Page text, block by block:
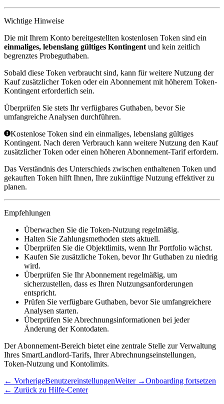
Wichtige Hinweise
Die mit Ihrem Konto bereitgestellten kostenlosen Token sind ein
einmaliges, lebenslang gültiges Kontingent und kein zeitlich
begrenztes Probeguthaben.
Sobald diese Token verbraucht sind, kann für weitere Nutzung der
Kauf zusätzlicher Token oder ein Abonnement mit höherem Token-
Kontingent erforderlich sein.
Überprüfen Sie stets Ihr verfügbares Guthaben, bevor Sie
umfangreiche Analysen durchführen.
Kostenlose Token sind ein einmaliges, lebenslang gültiges
Kontingent. Nach deren Verbrauch kann weitere Nutzung den Kauf
zusätzlicher Token oder einen höheren Abonnement-Tarif erfordern.
Das Verständnis des Unterschieds zwischen enthaltenen Token und
gekauften Token hilft Ihnen, Ihre zukünftige Nutzung effektiver zu
planen.
Empfehlungen
Überwachen Sie die Token-Nutzung regelmäßig.
Halten Sie Zahlungsmethoden stets aktuell.
Überprüfen Sie die Objektlimits, wenn Ihr Portfolio wächst.
Kaufen Sie zusätzliche Token, bevor Ihr Guthaben zu niedrig
wird.
Überprüfen Sie Ihr Abonnement regelmäßig, um
sicherzustellen, dass es Ihren Nutzungsanforderungen
entspricht.
Prüfen Sie verfügbare Guthaben, bevor Sie umfangreichere
Analysen starten.
Überprüfen Sie Abrechnungsinformationen bei jeder
Änderung der Kontodaten.
Der Abonnement-Bereich bietet eine zentrale Stelle zur Verwaltung
Ihres SmartLandlord-Tarifs, Ihrer Abrechnungseinstellungen,
Token-Nutzung und Kontolimits.
← VorherigeBenutzereinstellungenWeiter→Onboarding fortsetzen
← Zurück zu Hilfe-Center